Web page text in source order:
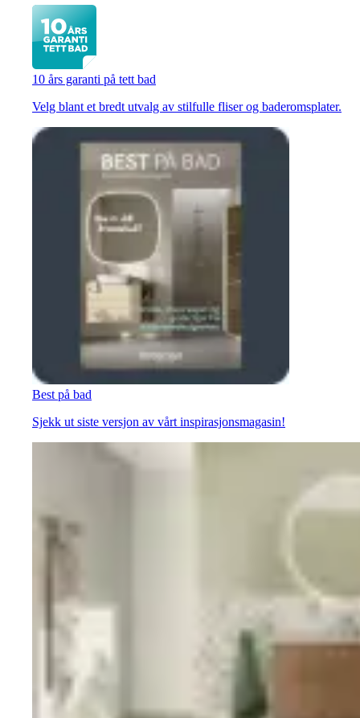
10 års garanti på tett bad
Velg blant et bredt utvalg av stilfulle fliser og baderomsplater.
Best på bad
Sjekk ut siste versjon av vårt inspirasjonsmagasin!